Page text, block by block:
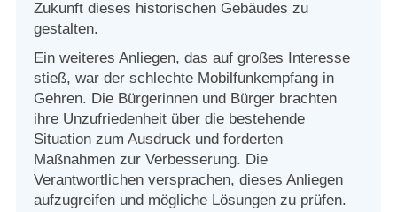
Zukunft dieses historischen Gebäudes zu
gestalten.
Ein weiteres Anliegen, das auf großes Interesse
stieß, war der schlechte Mobilfunkempfang in
Gehren. Die Bürgerinnen und Bürger brachten
ihre Unzufriedenheit über die bestehende
Situation zum Ausdruck und forderten
Maßnahmen zur Verbesserung. Die
Verantwortlichen versprachen, dieses Anliegen
aufzugreifen und mögliche Lösungen zu prüfen.